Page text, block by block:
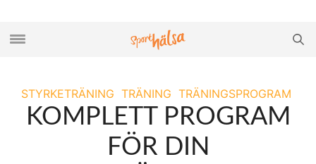
STYRKETRÄNING TRÄNING TRÄNINGSPROGRAM
KOMPLETT PROGRAM
FÖR DIN